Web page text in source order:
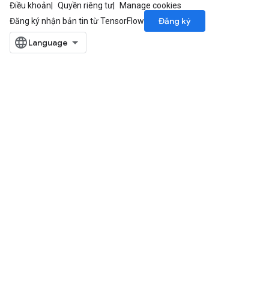
Điều khoản Quyền riêng tư
Manage cookies
Đăng ký nhận bản tin từ TensorFlow
Đăng ký